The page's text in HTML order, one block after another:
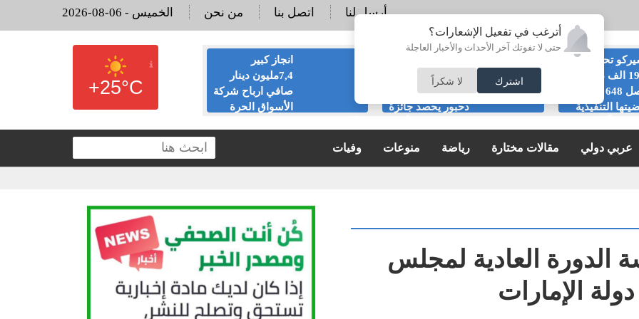
أترغب في تفعيل الإشعارات؟
حتى لا تفوتك آخر الأحداث والأخبار العاجلة
اشترك لا شكراً
2026-08-06 - الخميس من نحن اتصل بنا أرسل لنا
تحصل على
191 الف دينار من
التنفيذية
لشركة التأمين
الإسلامية رضا
دحبور يحصد جائزة
انجاز كبير
7,4مليون دينار
صافي ارباح شركة
الأسواق الحرة
البنك الأهلي يرد
لـ”أخبار البلد”
ويوضح أسباب
إغلاق عدد من
+25°C
عربي دولي مقالات مختارة رياضة منوعات وفيات
الدورة العادية لمجلس
الإمارات